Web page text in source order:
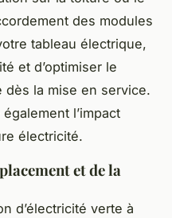
des modules
tableau électrique,
et d’optimiser le
dès la mise en service.
l’impact
électricité.
et de la
d’électricité verte à